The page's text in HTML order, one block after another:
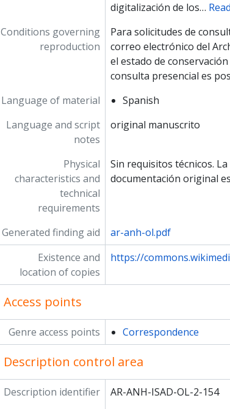
digitalización de los…
Conditions governing
reproduction
Para solicitudes de
correo electrónico del
el estado de
consulta presencial es
Language of material
Spanish
Language and script
notes
original manuscrito
Physical
characteristics and
technical
requirements
Sin requisitos técnicos.
documentación original
Generated finding aid
ar-anh-ol.pdf
Existence and
location of copies
https://
Access points
Genre access points Correspondence
Description control area
Description identifier
AR-ANH-ISAD-OL-2-154